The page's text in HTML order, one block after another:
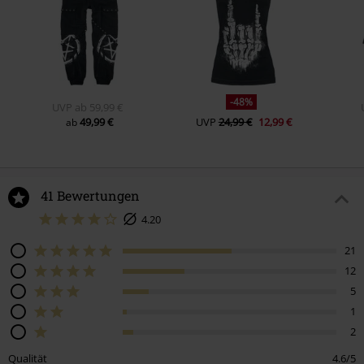
UVP ab 59,99 €
ab49,99 €
-48%
UVP 24,99 € 12,99 €
41 Bewertungen
4.20
21
12
5
1
2
Qualität
4.6/5